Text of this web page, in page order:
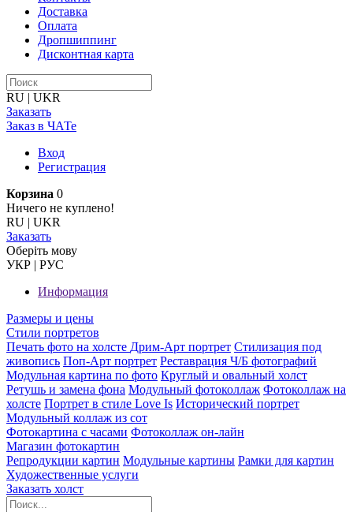
Доставка
Оплата
Дропшиппинг
Дисконтная карта
RU | UKR
Заказать
Заказ в ЧАТе
Вход
Регистрация
Корзина 0
Ничего не куплено!
RU | UKR
Заказать
Оберiть мову
УКР | РУС
Информация
Размеры и цены
Стили портретов
Печать фото на холсте Дрим-Арт портрет Стилизация под
живопись Поп-Арт портрет Реставрация Ч/Б фотографий
Модульная картина по фото Круглый и овальный холст
Ретушь и замена фона Модульный фотоколлаж Фотоколлаж на
холсте Портрет в стиле Love Is Исторический портрет
Модульный коллаж из сот
Фотокартина с часами Фотоколлаж он-лайн
Магазин фотокартин
Репродукции картин Модульные картины Рамки для картин
Художественные услуги
Заказать холст